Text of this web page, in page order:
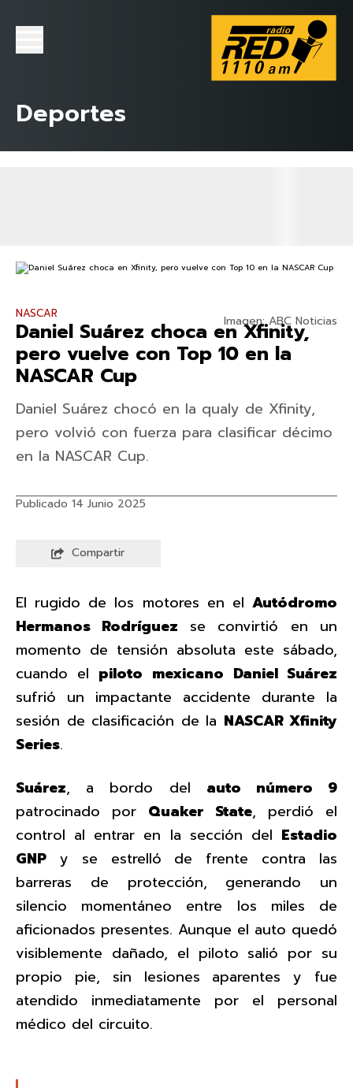
Deportes
Imagen: ABC Noticias
NASCAR
Daniel Suárez choca en Xfinity,
pero vuelve con Top 10 en la
NASCAR Cup
Daniel Suárez chocó en la qualy de Xfinity,
pero volvió con fuerza para clasificar décimo
en la NASCAR Cup.
Publicado 14 Junio 2025
Compartir
El rugido de los motores en el Autódromo
Hermanos Rodríguez se convirtió en un
momento de tensión absoluta este sábado,
cuando el piloto mexicano Daniel Suárez
sufrió un impactante accidente durante la
sesión de clasificación de la NASCAR Xfinity
Series.
Suárez, a bordo del auto número 9
patrocinado por Quaker State, perdió el
control al entrar en la sección del Estadio
GNP y se estrelló de frente contra las
barreras de protección, generando un
silencio momentáneo entre los miles de
aficionados presentes. Aunque el auto quedó
visiblemente dañado, el piloto salió por su
propio pie, sin lesiones aparentes y fue
atendido inmediatamente por el personal
médico del circuito.